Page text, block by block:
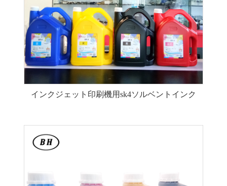
インクジェット印刷機用sk4ソルベントインク